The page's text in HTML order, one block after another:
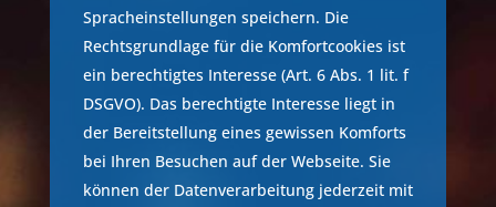
Spracheinstellungen speichern. Die
Rechtsgrundlage für die Komfortcookies ist
ein berechtigtes Interesse (Art. 6 Abs. 1 lit. f
DSGVO). Das berechtigte Interesse liegt in
der Bereitstellung eines gewissen Komforts
bei Ihren Besuchen auf der Webseite. Sie
können der Datenverarbeitung jederzeit mit